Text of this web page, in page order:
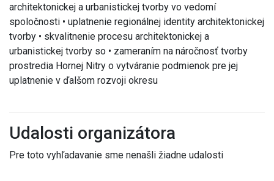
architektonickej a urbanistickej tvorby vo vedomí
spoločnosti • uplatnenie regionálnej identity architektonickej
tvorby • skvalitnenie procesu architektonickej a
urbanistickej tvorby so • zameraním na náročnosť tvorby
prostredia Hornej Nitry o vytváranie podmienok pre jej
uplatnenie v ďalšom rozvoji okresu
Udalosti organizátora
Pre toto vyhľadavanie sme nenašli žiadne udalosti